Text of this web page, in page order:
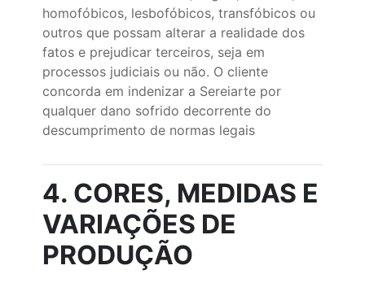
homofóbicos, lesbofóbicos, transfóbicos ou
outros que possam alterar a realidade dos
fatos e prejudicar terceiros, seja em
processos judiciais ou não. O cliente
concorda em indenizar a Sereiarte por
qualquer dano sofrido decorrente do
descumprimento de normas legais
4. CORES, MEDIDAS E
VARIAÇÕES DE
PRODUÇÃO